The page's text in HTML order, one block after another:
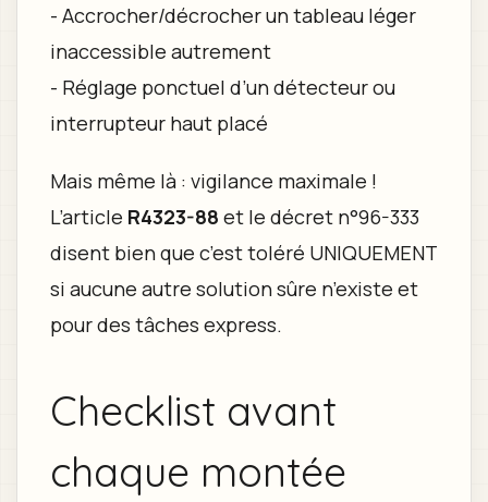
- Accrocher/décrocher un tableau léger
inaccessible autrement
- Réglage ponctuel d’un détecteur ou
interrupteur haut placé
Mais même là : vigilance maximale !
L’article R4323-88 et le décret n°96-333
disent bien que c’est toléré UNIQUEMENT
si aucune autre solution sûre n’existe et
pour des tâches express.
Checklist avant
chaque montée